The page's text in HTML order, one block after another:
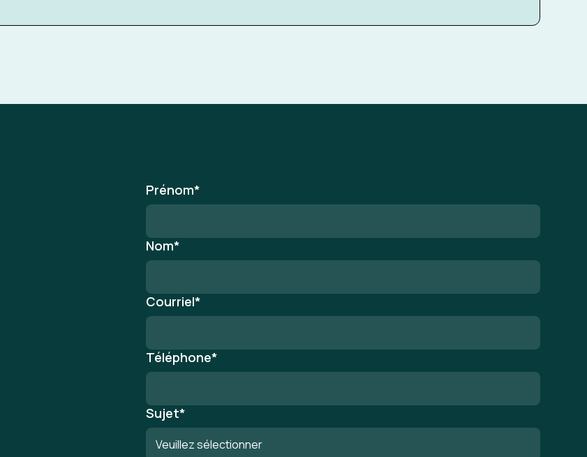
Prénom*
Nom*
Courriel*
Téléphone*
Sujet*